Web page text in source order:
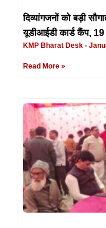
दिव्यांगजनों को बड़ी
यूडीआईडी कार्ड कैंप,
KMP Bharat Desk
Read More »